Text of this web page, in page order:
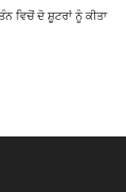
ਵਿਚੋਂ ਦੋ ਸ਼ੂਟਰਾਂ ਨੂੰ ਕੀਤਾ